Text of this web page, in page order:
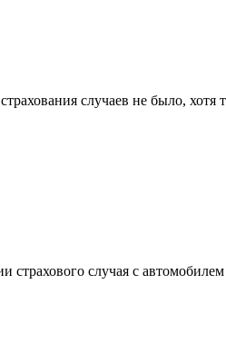
случаев не было,
случая с